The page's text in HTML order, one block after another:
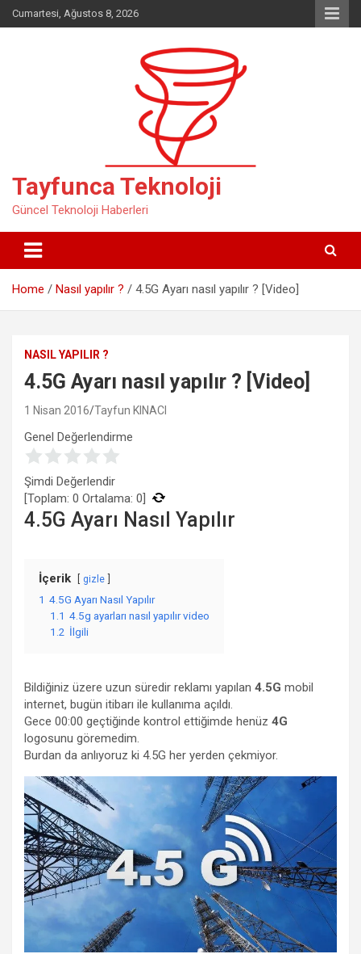
Skip
to
Cumartesi, Ağustos 8, 2026
Tayfunca Teknoloji
Güncel Teknoloji Haberleri
Home Nasıl yapılır ? 4.5G Ayarı nasıl yapılır ? [Video]
NASIL YAPILIR ?
4.5G Ayarı nasıl yapılır ? [Video]
1 Nisan 2016 Tayfun KINACI
Genel Değerlendirme
Şimdi Değerlendir
[Toplam: 0 Ortalama: 0]
4.5G Ayarı Nasıl Yapılır
İçerik gizle
1 4.5G Ayarı Nasıl Yapılır
1.1 4.5g ayarları nasıl yapılır video
1.2 İlgili
Bildiğiniz üzere uzun süredir reklamı yapılan 4.5G mobil
internet, bugün itibarı ile kullanıma açıldı.
Gece 00:00 geçtiğinde kontrol ettiğimde henüz 4G
logosunu göremedim.
Burdan da anlıyoruz ki 4.5G her yerden çekmiyor.